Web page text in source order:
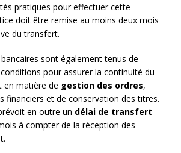
pratiques pour effectuer cette
doit être remise au moins deux mois
du transfert.
sont également tenus de
pour assurer la continuité du
en matière de gestion des ordres,
financiers et de conservation des titres.
en outre un délai de transfert
à compter de la réception des